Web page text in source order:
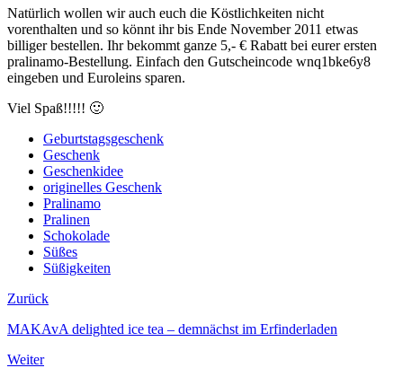
Natürlich wollen wir auch euch die Köstlichkeiten nicht
vorenthalten und so könnt ihr bis Ende November 2011 etwas
billiger bestellen. Ihr bekommt ganze 5,- € Rabatt bei eurer ersten
pralinamo-Bestellung. Einfach den Gutscheincode wnq1bke6y8
eingeben und Euroleins sparen.
Viel Spaß!!!!! 🙂
Geburtstagsgeschenk
Geschenk
Geschenkidee
originelles Geschenk
Pralinamo
Pralinen
Schokolade
Süßes
Süßigkeiten
Zurück
MAKAvA delighted ice tea – demnächst im Erfinderladen
Weiter